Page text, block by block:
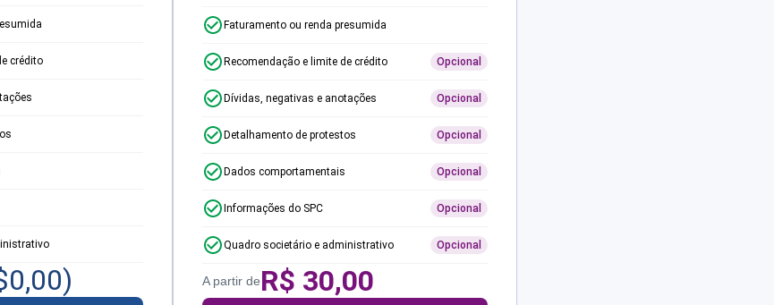
crédito
0,00)
Faturamento ou renda presumida
Recomendação e limite de crédito Opcional
Dívidas, negativas e anotações Opcional
Detalhamento de protestos Opcional
Dados comportamentais Opcional
Informações do SPC Opcional
Quadro societário e administrativo Opcional
A partir deR$ 30,00